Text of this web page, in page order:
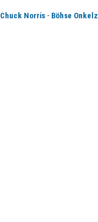
Chuck Norris- Böhse Onkelz